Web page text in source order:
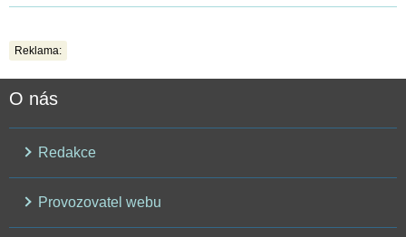
Reklama:
O nás
Redakce
Provozovatel webu